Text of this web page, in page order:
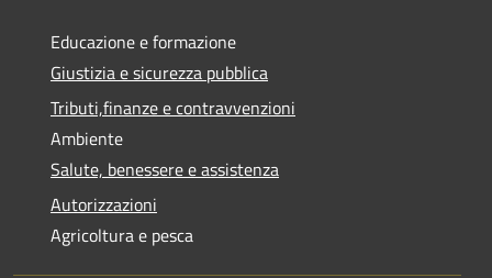
Educazione e formazione
Giustizia e sicurezza pubblica
Tributi,finanze e contravvenzioni
Ambiente
Salute, benessere e assistenza
Autorizzazioni
Agricoltura e pesca